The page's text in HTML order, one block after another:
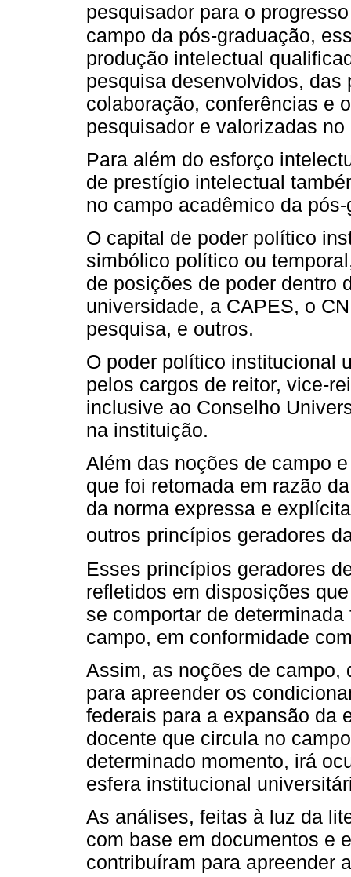
pesquisador para o
campo da pós-graduação,
produção intelectual
pesquisa desenvolvidos, das
colaboração, conferências e
pesquisador e valorizadas
Para além do esforço
de prestígio intelectual
no campo acadêmico da
O capital de poder político
simbólico político ou
de posições de poder dentro
universidade, a CAPES, o
pesquisa, e outros.
O poder político institucional
pelos cargos de reitor, vice-
inclusive ao Conselho
na instituição.
Além das noções de campo
que foi retomada em razão
da norma expressa e
outros princípios geradores
Esses princípios geradores
refletidos em disposições
se comportar de
campo, em conformidade
Assim, as noções de campo,
para apreender os
federais para a expansão da
docente que circula no
determinado momento, irá
esfera institucional
As análises, feitas à luz da
com base em documentos e
contribuíram para apreender